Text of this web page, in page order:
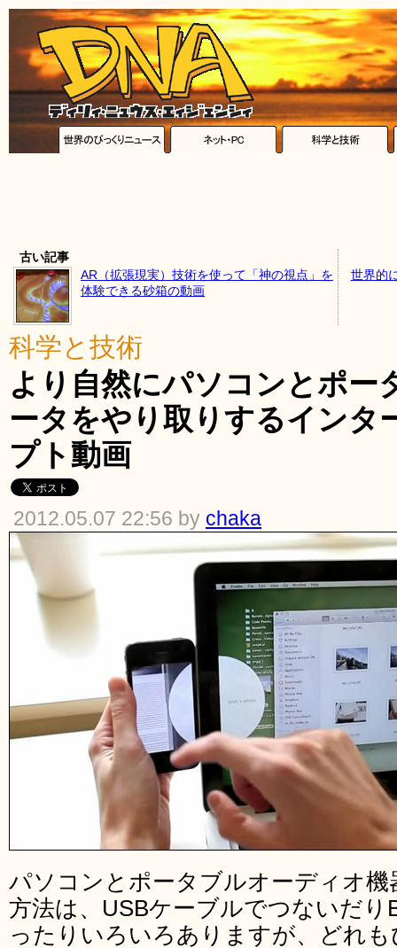
古い記事
AR（拡張現実）技術を使って「神の視点」を
体験できる砂箱の動画
世界的
科学と技術
より自然にパソコンとポー
ータをやり取りするインタ
プト動画
2012.05.07 22:56 by chaka
パソコンとポータブルオーディオ
方法は、USBケーブルでつないだり
ったりいろいろありますが、どれ